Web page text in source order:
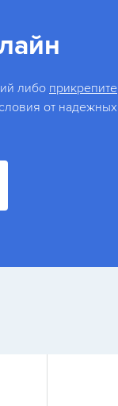
либо прикрепите
от надежных